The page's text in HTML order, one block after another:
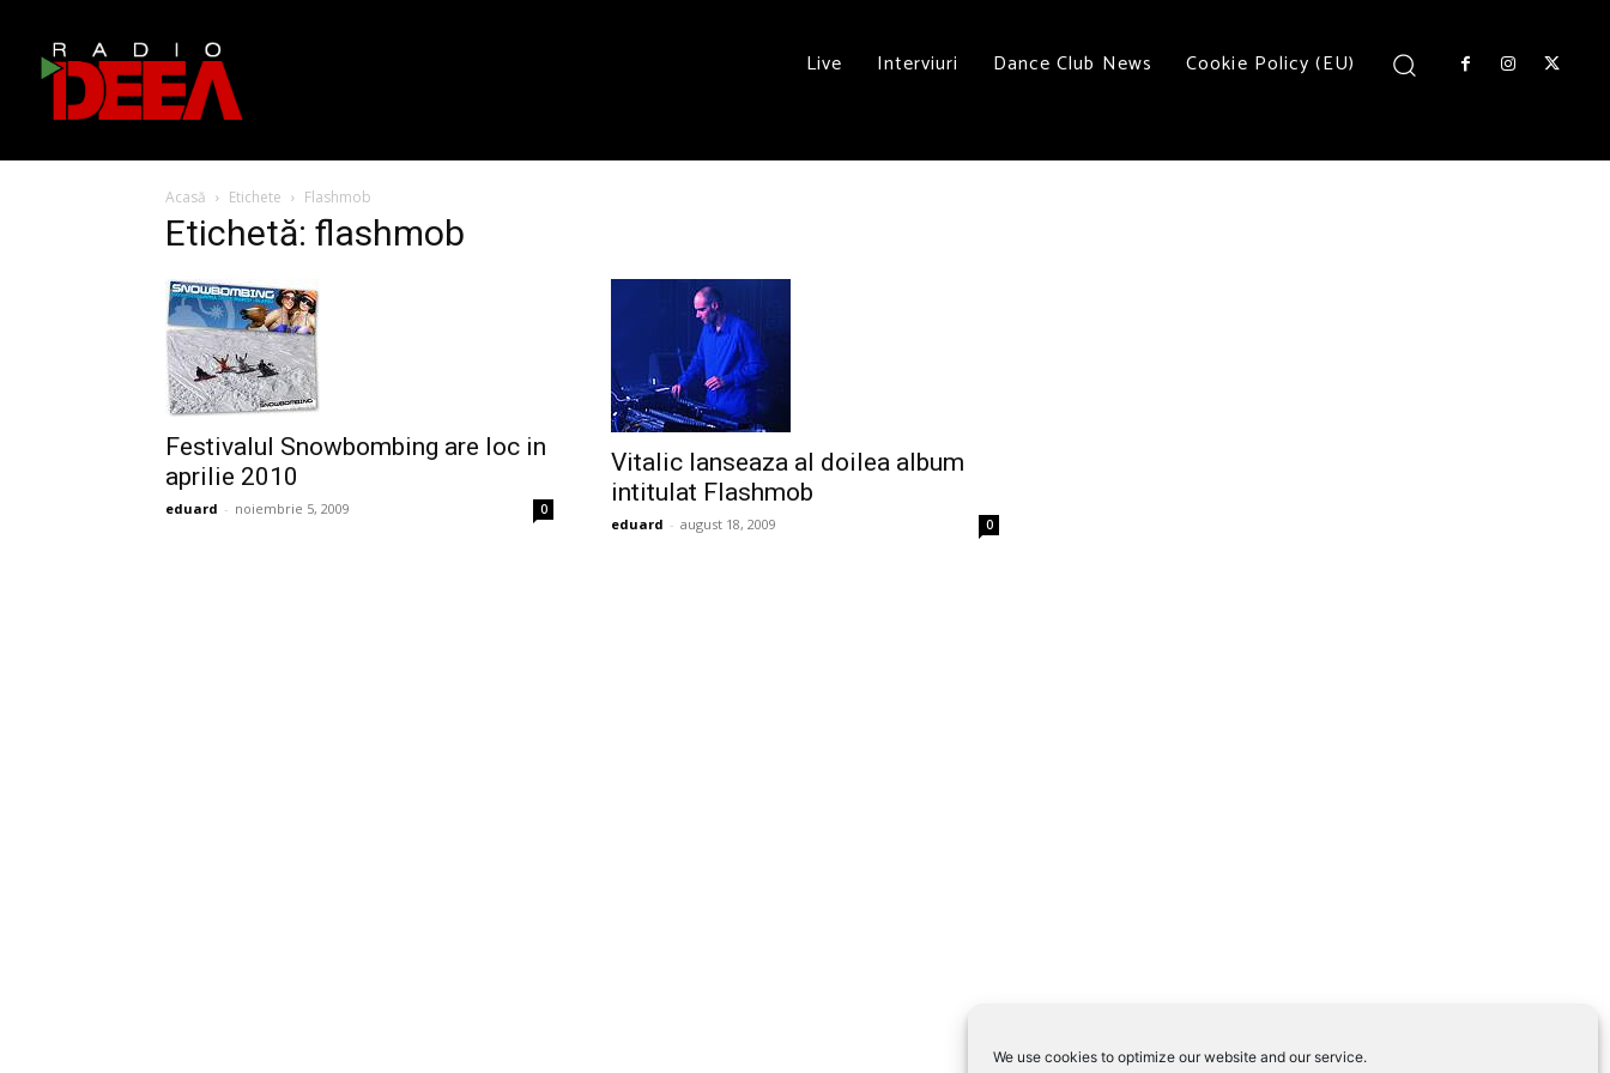
We use cookies to optimize our website and our service.
Live Interviuri Dance Club News Cookie Policy (EU)
Acasă Etichete Flashmob
Etichetă: flashmob
Festivalul Snowbombing are loc in
aprilie 2010
eduard - noiembrie 5, 2009 0
Vitalic lanseaza al doilea album
intitulat Flashmob
eduard - august 18, 2009 0